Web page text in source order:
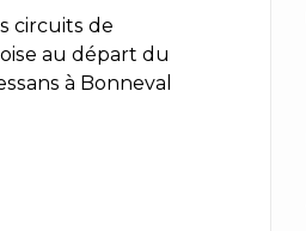
circuits de
au départ du
à Bonneval